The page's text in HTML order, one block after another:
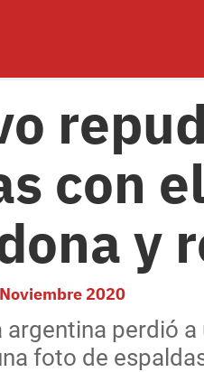
con
y
2020
argentina perdió
foto de